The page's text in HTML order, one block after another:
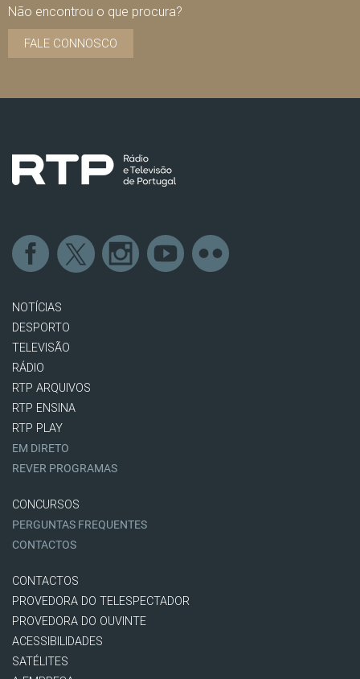
Não encontrou o que procura?
FALE CONNOSCO
NOTÍCIAS
DESPORTO
TELEVISÃO
RÁDIO
RTP ARQUIVOS
RTP ENSINA
RTP PLAY
EM DIRETO
REVER PROGRAMAS
CONCURSOS
PERGUNTAS FREQUENTES
CONTACTOS
CONTACTOS
PROVEDORA DO TELESPECTADOR
PROVEDORA DO OUVINTE
ACESSIBILIDADES
SATÉLITES